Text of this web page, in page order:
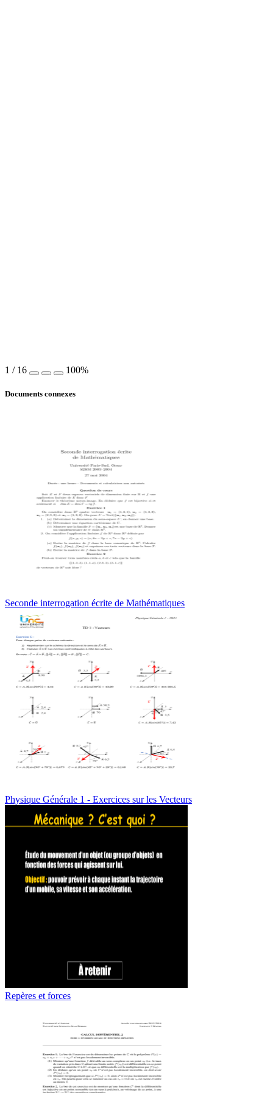
1 / 16 100%
Documents connexes
Seconde interrogation écrite de Mathématiques
Physique Générale 1 - Exercices sur les Vecteurs
Repères et forces